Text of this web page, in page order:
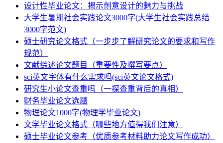
设计性毕业论文：揭示创意设计的魅力与挑战
大学生暑期社会实践论文3000字(大学生社会实践总结
3000字范文)
硕士研究论文格式（一步步了解研究论文的要求和写作
规范）
文献综述论文题目（重要性及撰写要点）
sci英文字体有什么需求吗(sci英文论文格式)
研究生小论文查重吗（一探查重背后的真相）
财务毕业论文选题
物理论文1000字(物理学毕业论文)
文学毕业论文格式（哪些地方值得我们注意）
硕士毕业论文参考（优质参考材料助力论文写作成功）